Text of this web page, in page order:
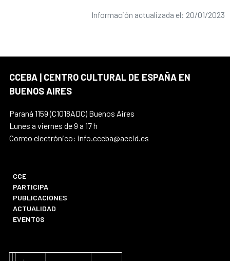
Información actualizada el: 20/01/2023
CCEBA | CENTRO CULTURAL DE ESPAÑA EN
BUENOS AIRES
Paraná 1159 (C1018ADC) Buenos Aires
Lunes a viernes de 9 a 17 h
Correo electrónico: info.cceba@aecid.es
CCE
PARTICIPA
PUBLICACIONES
ACTUALIDAD
EVENTOS